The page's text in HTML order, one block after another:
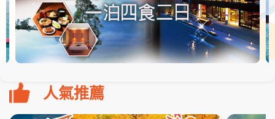
人氣推薦